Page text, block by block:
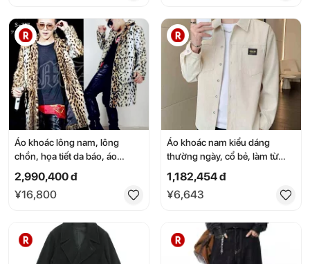
Áo khoác lông nam, lông
chồn, họa tiết da báo, áo
khoác dài, áo khoác ngoài thời
trang, ấm áp, mùa thu/đông,
chống lạnh, hợp thời trang,
cấp, áo khoác ngoài
2,990,400 đ
¥16,800
Áo khoác nam kiểu dáng
thường ngày, cổ bẻ, làm từ
polyester, chống gió, thích
hợp cho mùa xuân và mùa
thu, mặc hàng ngày, có màu
thoáng mát.
1,182,454 đ
¥6,643